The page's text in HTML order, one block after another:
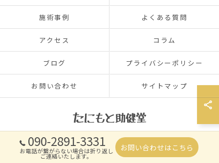
090-2891-3331
お電話が繋がらない場合は折り返し
ご連絡いたします。
お問い合わせはこちら
施術事例 よくある質問
アクセス コラム
ブログ プライバシーポリシー
お問い合わせ サイトマップ
© 2026 香川県高松のリラクゼーションならたにもと助健堂 ALL RIGHTS
RESERVED.